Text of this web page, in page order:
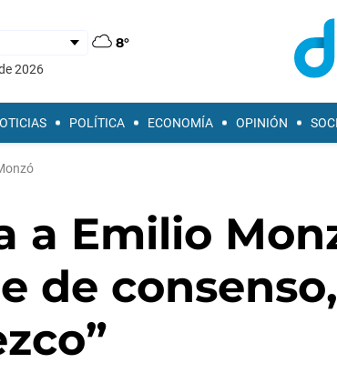
8°
2026
POLÍTICA ECONOMÍA OPINIÓN
a Emilio
de